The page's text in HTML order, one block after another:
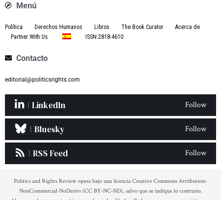
Menú
Política Derechos Humanos Libros The Book Curator
Acerca de
Partner With Us
ISSN 2818-4610
Contacto
editorial@politicsrights.com
LinkedIn Follow
Bluesky Follow
RSS Feed Follow
Politics and Rights Review opera bajo una licencia Creative Commons Attribution-
NonCommercial-NoDerivs (CC BY-NC-ND), salvo que se indique lo contrario.